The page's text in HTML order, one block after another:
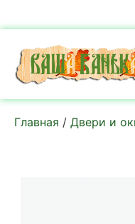
Главная / Двери и